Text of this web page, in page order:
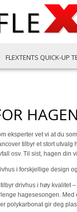
FLEXTENTS QUICK-UP
HAGEN
eksperter vet vi at du
tilbyr et stort
osv. Til sist, hagen din
i forskjellige design
drivhus i høy kvalitet
hagesesongen. Med
polykarbonat gir deg